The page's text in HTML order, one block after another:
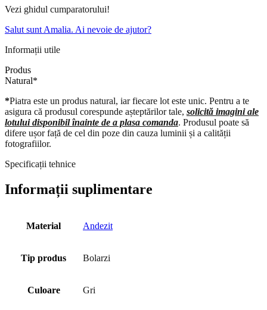
Vezi ghidul cumparatorului!
Salut sunt Amalia. Ai nevoie de ajutor?
Informații utile
Produs
Natural*
*Piatra este un produs natural, iar fiecare lot este unic. Pentru a te
asigura că produsul corespunde așteptărilor tale, solicită imagini ale
lotului disponibil înainte de a plasa comanda. Produsul poate să
difere ușor față de cel din poze din cauza luminii și a calității
fotografiilor.
Specificații tehnice
Informații suplimentare
Material Andezit
Tip produs Bolarzi
Culoare Gri